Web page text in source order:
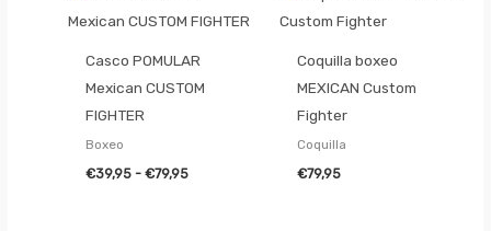
Casco POMULAR
Mexican CUSTOM
FIGHTER
Boxeo
€39,95 - €79,95
precios:
€39,95
€79,95
Coquilla boxeo
MEXICAN Custom
Fighter
Coquilla
€79,95